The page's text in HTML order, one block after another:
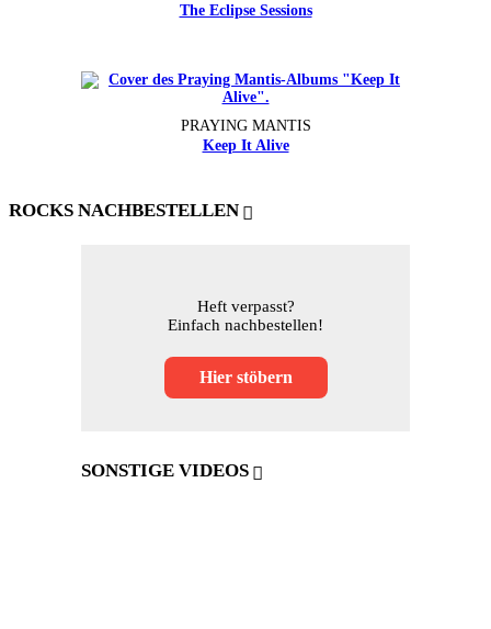
The Eclipse Sessions
PRAYING MANTIS
Keep It Alive
ROCKS NACHBESTELLEN
Heft verpasst?
Einfach nachbestellen!
Hier stöbern
SONSTIGE VIDEOS